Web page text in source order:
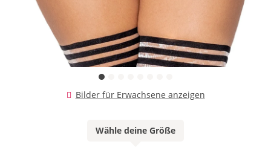
Bilder für Erwachsene anzeigen
Wähle deine Größe